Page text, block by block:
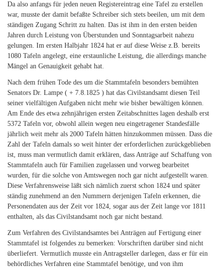
Da also anfangs für jeden neuen Registereintrag eine Tafel zu erstellen
war, musste der damit befaßte Schreiber sich stets beeilen, um mit dem
ständigen Zugang Schritt zu halten. Das ist ihm in den ersten beiden
Jahren durch Leistung von Überstunden und Sonntagsarbeit nahezu
gelungen. Im ersten Halbjahr 1824 hat er auf diese Weise z.B. bereits
1080 Tafeln angelegt, eine erstaunliche Leistung, die allerdings manche
Mängel an Genauigkeit gehabt hat.
Nach dem frühen Tode des um die Stammtafeln besonders bemühten
Senators Dr. Lampe ( + 7.8.1825 ) hat das Civilstandsamt diesen Teil
seiner vielfältigen Aufgaben nicht mehr wie bisher bewältigen können.
Am Ende des etwa zehnjährigen ersten Zeitabschnittes lagen deshalb erst
5372 Tafeln vor, obwohl allein wegen neu eingetragener Standesfälle
jährlich weit mehr als 2000 Tafeln hätten hinzukommen müssen. Dass die
Zahl der Tafeln damals so weit hinter der erforderlichen zurückgeblieben
ist, muss man vermutlich damit erklären, dass Anträge auf Schaffung von
Stammtafeln auch für Familien zugelassen und vorweg bearbeitet
wurden, für die solche von Amtswegen noch gar nicht aufgestellt waren.
Diese Verfahrensweise läßt sich nämlich zuerst schon 1824 und später
ständig zunehmend an den Nummern derjenigen Tafeln erkennen, die
Personendaten aus der Zeit vor 1824, sogar aus der Zeit lange vor 1811
enthalten, als das Civilstandsamt noch gar nicht bestand.
Zum Verfahren des Civilstandsamtes bei Anträgen auf Fertigung einer
Stammtafel ist folgendes zu bemerken: Vorschriften darüber sind nicht
überliefert. Vermutlich musste ein Antragsteller darlegen, dass er für ein
behördliches Verfahren eine Stammtafel benötige, und von ihm